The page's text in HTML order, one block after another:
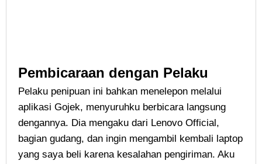
Pembicaraan dengan Pelaku
Pelaku penipuan ini bahkan menelepon melalui
aplikasi Gojek, menyuruhku berbicara langsung
dengannya. Dia mengaku dari Lenovo Official,
bagian gudang, dan ingin mengambil kembali laptop
yang saya beli karena kesalahan pengiriman. Aku